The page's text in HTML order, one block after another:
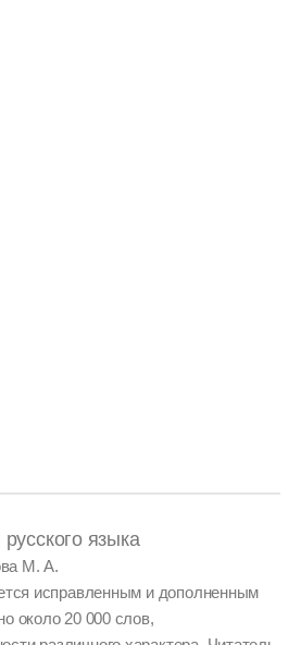
языка
М. А.
исправленным и дополненным
около 20 000 слов,